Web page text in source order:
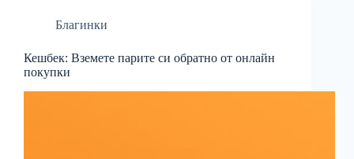
Благинки
Кешбек: Вземете парите си обратно от онлайн
покупки